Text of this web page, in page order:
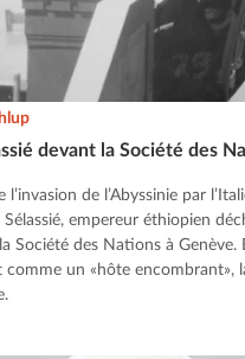
devant la Société des
l’invasion de l’Abyssinie par
empereur éthiopien
Société des Nations à Genève.
comme un «hôte encombrant»,